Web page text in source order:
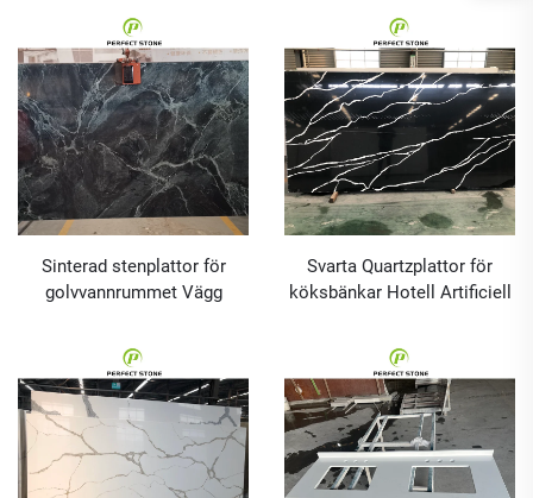
Sinterad stenplattor för
golvvannrummet Vägg
Svarta Quartzplattor för
köksbänkar Hotell Artificiell